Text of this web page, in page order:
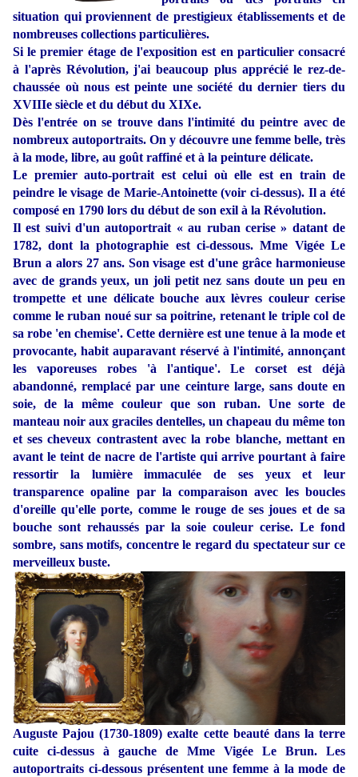
situation qui proviennent de prestigieux établissements et de
nombreuses collections particulières.
Si le premier étage de l'exposition est en particulier consacré
à l'après Révolution, j'ai beaucoup plus apprécié le rez-de-
chaussée où nous est peinte une société du dernier tiers du
XVIIIe siècle et du début du XIXe.
Dès l'entrée on se trouve dans l'intimité du peintre avec de
nombreux autoportraits. On y découvre une femme belle, très
à la mode, libre, au goût raffiné et à la peinture délicate.
Le premier auto-portrait est celui où elle est en train de
peindre le visage de Marie-Antoinette (voir ci-dessus). Il a été
composé en 1790 lors du début de son exil à la Révolution.
Il est suivi d'un autoportrait « au ruban cerise » datant de
1782, dont la photographie est ci-dessous. Mme Vigée Le
Brun a alors 27 ans. Son visage est d'une grâce harmonieuse
avec de grands yeux, un joli petit nez sans doute un peu en
trompette et une délicate bouche aux lèvres couleur cerise
comme le ruban noué sur sa poitrine, retenant le triple col de
sa robe 'en chemise'. Cette dernière est une tenue à la mode et
provocante, habit auparavant réservé à l'intimité, annonçant
les vaporeuses robes 'à l'antique'. Le corset est déjà
abandonné, remplacé par une ceinture large, sans doute en
soie, de la même couleur que son ruban. Une sorte de
manteau noir aux graciles dentelles, un chapeau du même ton
et ses cheveux contrastent avec la robe blanche, mettant en
avant le teint de nacre de l'artiste qui arrive pourtant à faire
ressortir la lumière immaculée de ses yeux et leur
transparence opaline par la comparaison avec les boucles
d'oreille qu'elle porte, comme le rouge de ses joues et de sa
bouche sont rehaussés par la soie couleur cerise. Le fond
sombre, sans motifs, concentre le regard du spectateur sur ce
merveilleux buste.
Auguste Pajou (1730-1809) exalte cette beauté dans la terre
cuite ci-dessus à gauche de Mme Vigée Le Brun. Les
autoportraits ci-dessous présentent une femme à la mode de